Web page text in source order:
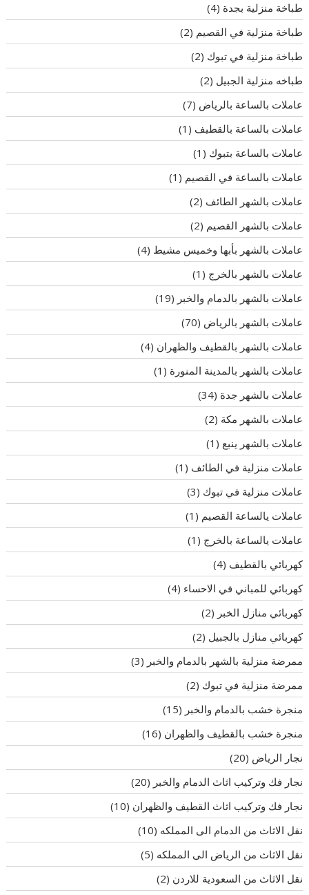
طباخة منزلية بجدة (4)
طباخة منزلية في القصيم (2)
طباخة منزلية في تبوك (2)
طباخه منزلية الجبيل (2)
عاملات بالساعة بالرياض (7)
عاملات بالساعة بالقطيف (1)
عاملات بالساعة بتبوك (1)
عاملات بالساعة في القصيم (1)
عاملات بالشهر الطائف (2)
عاملات بالشهر القصيم (2)
عاملات بالشهر بأبها وخميس مشيط (4)
عاملات بالشهر بالخرج (1)
عاملات بالشهر بالدمام والخبر (19)
عاملات بالشهر بالرياض (70)
عاملات بالشهر بالقطيف والظهران (4)
عاملات بالشهر بالمدينة المنورة (1)
عاملات بالشهر جدة (34)
عاملات بالشهر مكة (2)
عاملات بالشهر ينبع (1)
عاملات منزلية في الطائف (1)
عاملات منزلية في تبوك (3)
عاملات يالساعة القصيم (1)
عاملات يالساعة بالخرج (1)
كهربائي بالقطيف (4)
كهربائي للمباني في الاحساء (4)
كهربائي منازل الخبر (2)
كهربائي منازل بالجبيل (2)
ممرضة منزلية بالشهر بالدمام والخبر (3)
ممرضة منزلية في تبوك (2)
منجرة خشب بالدمام والخبر (15)
منجرة خشب بالقطيف والظهران (16)
نجار الرياض (20)
نجار فك وتركيب اثاث الدمام والخبر (20)
نجار فك وتركيب اثاث القطيف والظهران (10)
نقل الاثاث من الدمام الى المملكه (10)
نقل الاثاث من الرياض الى المملكه (5)
نقل الاثاث من السعودية للاردن (2)